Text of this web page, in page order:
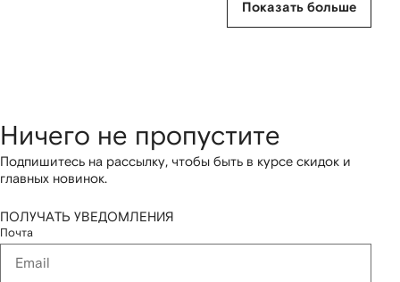
Показать больше
Ничего не пропустите
Подпишитесь на рассылку, чтобы быть в курсе скидок и
главных новинок.
ПОЛУЧАТЬ УВЕДОМЛЕНИЯ
Почта